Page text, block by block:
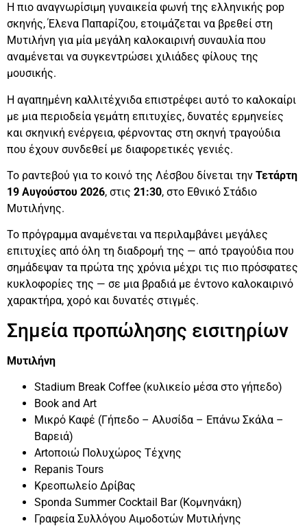
Η πιο αναγνωρίσιμη γυναικεία φωνή της ελληνικής pop
σκηνής, Έλενα Παπαρίζου, ετοιμάζεται να βρεθεί στη
Μυτιλήνη για μία μεγάλη καλοκαιρινή συναυλία που
αναμένεται να συγκεντρώσει χιλιάδες φίλους της
μουσικής.
Η αγαπημένη καλλιτέχνιδα επιστρέφει αυτό το καλοκαίρι
με μια περιοδεία γεμάτη επιτυχίες, δυνατές ερμηνείες
και σκηνική ενέργεια, φέρνοντας στη σκηνή τραγούδια
που έχουν συνδεθεί με διαφορετικές γενιές.
Το ραντεβού για το κοινό της Λέσβου δίνεται την Τετάρτη
19 Αυγούστου 2026, στις 21:30, στο Εθνικό Στάδιο
Μυτιλήνης.
Το πρόγραμμα αναμένεται να περιλαμβάνει μεγάλες
επιτυχίες από όλη τη διαδρομή της — από τραγούδια που
σημάδεψαν τα πρώτα της χρόνια μέχρι τις πιο πρόσφατες
κυκλοφορίες της — σε μια βραδιά με έντονο καλοκαιρινό
χαρακτήρα, χορό και δυνατές στιγμές.
Σημεία προπώλησης εισιτηρίων
Μυτιλήνη
Stadium Break Coffee (κυλικείο μέσα στο γήπεδο)
Book and Art
Μικρό Καφέ (Γήπεδο – Αλυσίδα – Επάνω Σκάλα –
Βαρειά)
Artοποιώ Πολυχώρος Τέχνης
Repanis Tours
Κρεοπωλείο Δρίβας
Sponda Summer Cocktail Bar (Κομνηνάκη)
Γραφεία Συλλόγου Αιμοδοτών Μυτιλήνης